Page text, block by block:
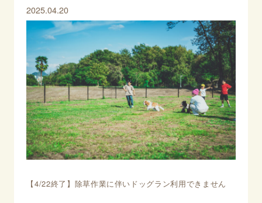
2025.04.20
【4/22終了】除草作業に伴いドッグラン利用できません